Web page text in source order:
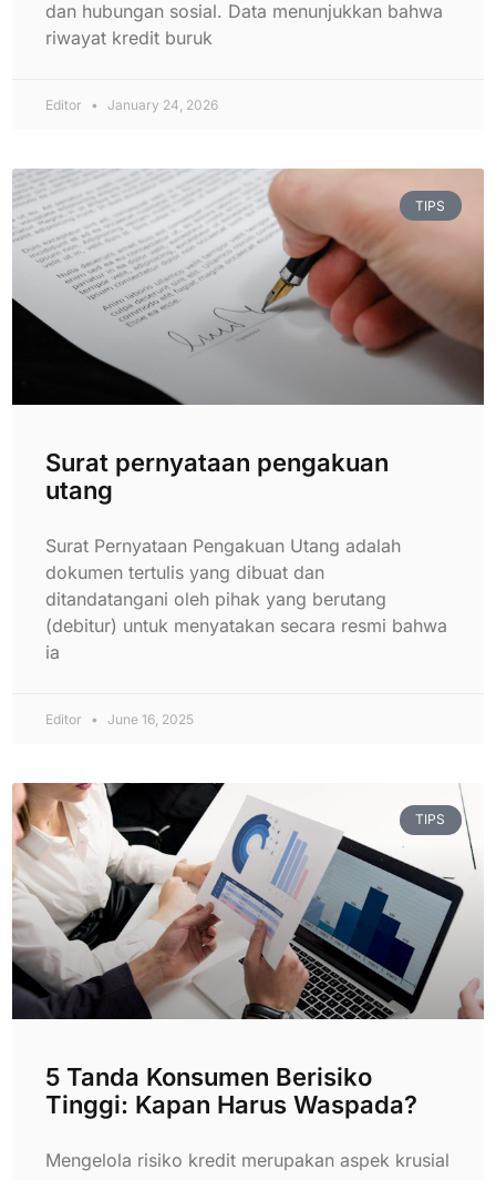
dan hubungan sosial. Data menunjukkan bahwa
riwayat kredit buruk
Editor January 24, 2026
TIPS
Surat pernyataan pengakuan
utang
Surat Pernyataan Pengakuan Utang adalah
dokumen tertulis yang dibuat dan
ditandatangani oleh pihak yang berutang
(debitur) untuk menyatakan secara resmi bahwa
ia
Editor June 16, 2025
TIPS
5 Tanda Konsumen Berisiko
Tinggi: Kapan Harus Waspada?
Mengelola risiko kredit merupakan aspek krusial